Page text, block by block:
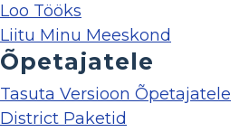
Loo Tööks
Liitu Minu Meeskond
Õpetajatele
Tasuta Versioon Õpetajatele
District Paketid